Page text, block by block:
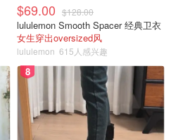
$69.00 $128.00
lululemon Smooth Spacer 经典卫衣
女生穿出oversized风
lululemon 615人感兴趣
8